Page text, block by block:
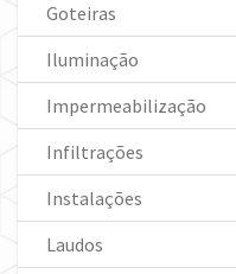
Goteiras
Iluminação
Impermeabilização
Infiltrações
Instalações
Laudos